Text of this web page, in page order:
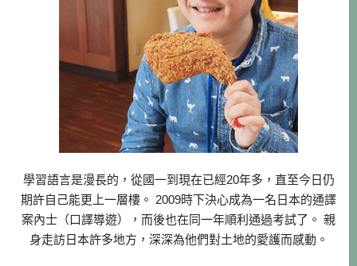
學習語言是漫長的，從國一到現在已經20年多，直至今日仍
期許自己能更上一層樓。 2009時下決心成為一名日本的通譯
案內士（口譯導遊），而後也在同一年順利通過考試了。 親
身走訪日本許多地方，深深為他們對土地的愛護而感動。